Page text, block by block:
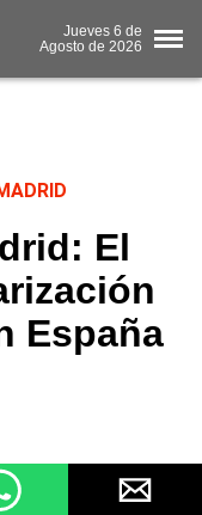
Jueves 6 de
Agosto de 2026
El
España